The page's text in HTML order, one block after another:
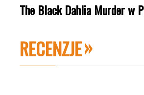
The Black Dahlia Murder w
RECENZJE